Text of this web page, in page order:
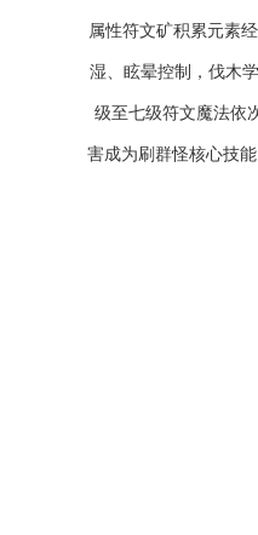
属性符文矿积累元素
湿、眩晕控制，伐木
级至七级符文魔法依
害成为刷群怪核心技